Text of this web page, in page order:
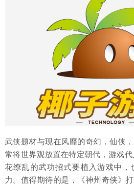
武侠题材与现在风靡的奇幻，仙侠
常将世界观放置在特定朝代，游戏
花缭乱的武功招式要植入游戏中，
力。值得期待的是，《神州奇侠》